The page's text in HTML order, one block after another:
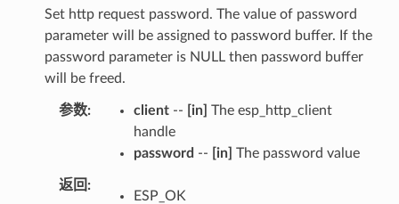
Set http request password. The value of password
parameter will be assigned to password buffer. If the
password parameter is NULL then password buffer
will be freed.
参数 client-- [in] The esp_http_client
handle
password -- [in] The password value
返回
ESP_OK